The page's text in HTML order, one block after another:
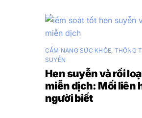
CẨM NANG SỨC KHỎE THÔNG
SUYỄN
Hen suyễn và rối
miễn dịch: Mối liên
người biết